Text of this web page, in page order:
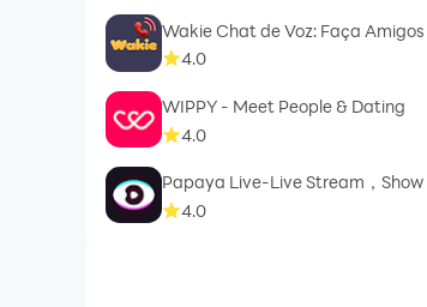
Wakie Chat de Voz: Faça Amigos
4.0
WIPPY - Meet People & Dating
4.0
Papaya Live-Live Stream，Show
4.0